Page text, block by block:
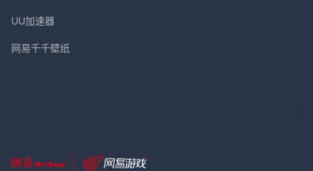
UU加速器
网易千千壁纸